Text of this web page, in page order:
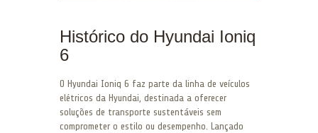
Histórico do Hyundai Ioniq
6
O Hyundai Ioniq 6 faz parte da linha de veículos
elétricos da Hyundai, destinada a oferecer
soluções de transporte sustentáveis sem
comprometer o estilo ou desempenho. Lançado